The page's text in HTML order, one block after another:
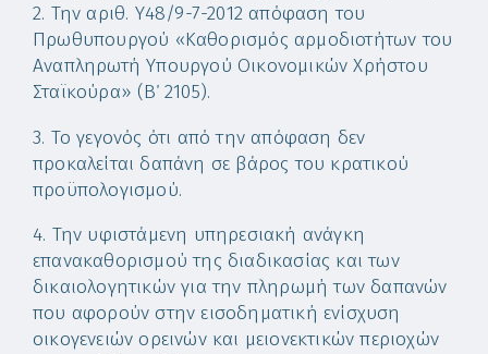
2. Την αριθ. Υ48/9-7-2012 απόφαση του
Πρωθυπουργού «Καθορισμός αρμοδιοτήτων του
Αναπληρωτή Υπουργού Οικονομικών Χρήστου
Σταϊκούρα» (Β΄ 2105).
3. Το γεγονός ότι από την απόφαση δεν
προκαλείται δαπάνη σε βάρος του κρατικού
προϋπολογισμού.
4. Την υφιστάμενη υπηρεσιακή ανάγκη
επανακαθορισμού της διαδικασίας και των
δικαιολογητικών για την πληρωμή των δαπανών
που αφορούν στην εισοδηματική ενίσχυση
οικογενειών ορεινών και μειονεκτικών περιοχών